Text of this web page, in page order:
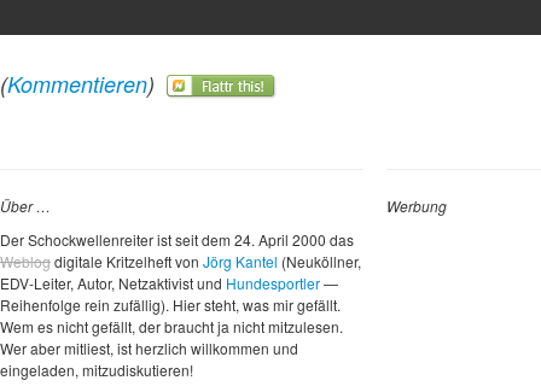
(Kommentieren)
Über …
Der Schockwellenreiter ist seit dem 24. April 2000 das
Weblogdigitale Kritzelheft von Jörg Kantel (Neuköllner,
EDV-Leiter, Autor, Netzaktivist und Hundesportler—
Reihenfolge rein zufällig). Hier steht, was mir gefällt.
Wem es nicht gefällt, der braucht ja nicht mitzulesen.
Wer aber mitliest, ist herzlich willkommen und
eingeladen, mitzudiskutieren!
Werbung